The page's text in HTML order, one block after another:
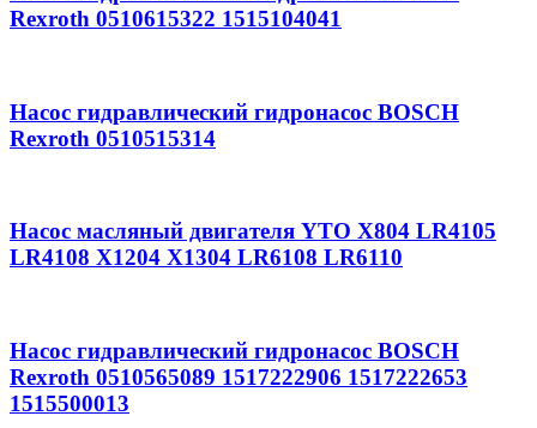
Rexroth 0510615322 1515104041
Насос гидравлический гидронасос BOSCH
Rexroth 0510515314
Насос масляный двигателя YTO X804 LR4105
LR4108 X1204 X1304 LR6108 LR6110
Насос гидравлический гидронасос BOSCH
Rexroth 0510565089 1517222906 1517222653
1515500013